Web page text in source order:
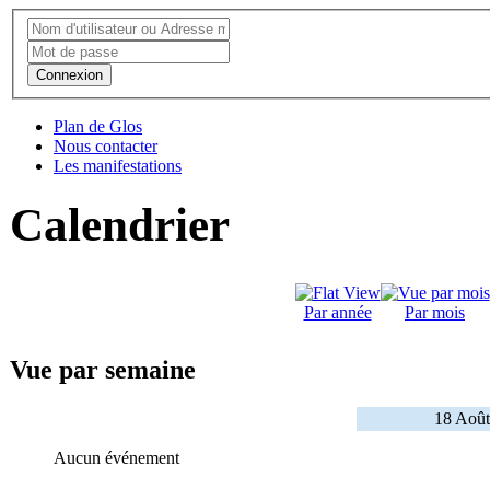
Connexion
Plan de Glos
Nous contacter
Les manifestations
Calendrier
Par année Par mois
Vue par semaine
18
Aucun événement